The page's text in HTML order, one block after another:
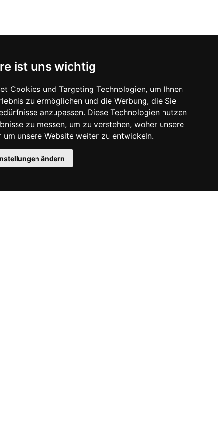
ist uns wichtig
Cookies und Targeting Technologien, um Ihnen
zu ermöglichen und die Werbung, die Sie
anzupassen. Diese Technologien nutzen
zu messen, um zu verstehen, woher unsere
um unsere Website weiter zu entwickeln.
ändern